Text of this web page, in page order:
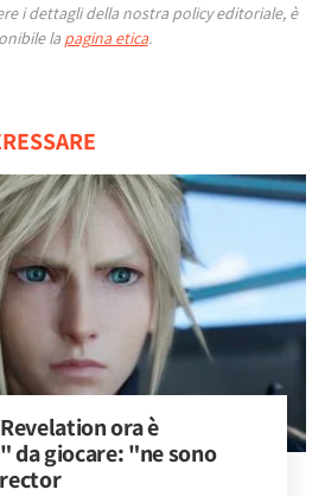
i dettagli della nostra policy editoriale, è
la pagina etica.
ora è
da giocare: "ne sono